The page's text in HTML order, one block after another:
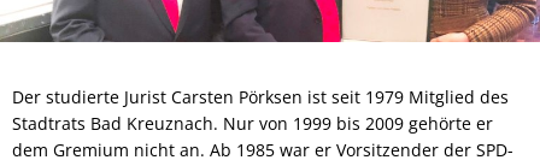
Der studierte Jurist Carsten Pörksen ist seit 1979 Mitglied des
Stadtrats Bad Kreuznach. Nur von 1999 bis 2009 gehörte er
dem Gremium nicht an. Ab 1985 war er Vorsitzender der SPD-